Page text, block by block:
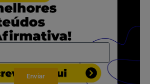
Enviar